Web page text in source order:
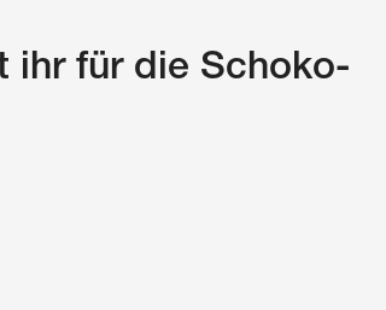
ihr für die Schoko-